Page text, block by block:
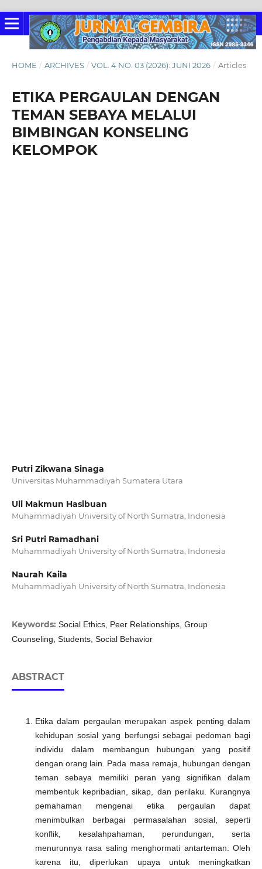
HOME / ARCHIVES / VOL. 4 NO. 03 (2026): JUNI 2026 / Articles
ETIKA PERGAULAN DENGAN
TEMAN SEBAYA MELALUI
BIMBINGAN KONSELING
KELOMPOK
Putri Zikwana Sinaga
Universitas Muhammadiyah Sumatera Utara
Uli Makmun Hasibuan
Muhammadiyah University of North Sumatra, Indonesia
Sri Putri Ramadhani
Muhammadiyah University of North Sumatra, Indonesia
Naurah Kaila
Muhammadiyah University of North Sumatra, Indonesia
Keywords: Social Ethics, Peer Relationships, Group
Counseling, Students, Social Behavior
ABSTRACT
Etika dalam pergaulan merupakan aspek penting dalam
kehidupan sosial yang berfungsi sebagai pedoman bagi
individu dalam membangun hubungan yang positif
dengan orang lain. Pada masa remaja, hubungan dengan
teman sebaya memiliki peran yang signifikan dalam
membentuk kepribadian, sikap, dan perilaku. Kurangnya
pemahaman mengenai etika pergaulan dapat
menimbulkan berbagai permasalahan sosial, seperti
konflik, kesalahpahaman, perundungan, serta
menurunnya rasa saling menghormati antarteman. Oleh
karena itu, diperlukan upaya untuk meningkatkan